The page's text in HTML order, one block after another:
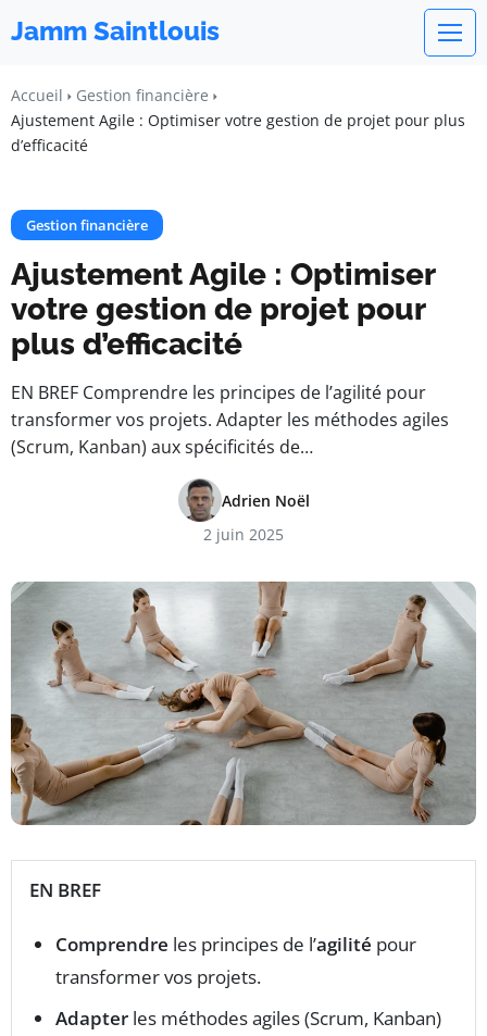
Jamm Saintlouis
Accueil
Gestion financière
Ajustement Agile : Optimiser votre gestion de projet pour plus
d’efficacité
Gestion financière
Ajustement Agile : Optimiser
votre gestion de projet pour
plus d’efficacité
EN BREF Comprendre les principes de l’agilité pour
transformer vos projets. Adapter les méthodes agiles
(Scrum, Kanban) aux spécificités de…
Adrien Noël
2 juin 2025
EN BREF
Comprendre les principes de l’agilité pour
transformer vos projets.
Adapter les méthodes agiles (Scrum, Kanban)